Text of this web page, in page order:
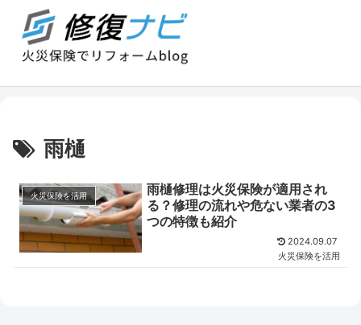
雨樋
火災保険を活用
雨樋修理は火災保険が適用され
る？修理の流れや危ない業者の3
つの特徴も紹介
2024.09.07
火災保険を活用